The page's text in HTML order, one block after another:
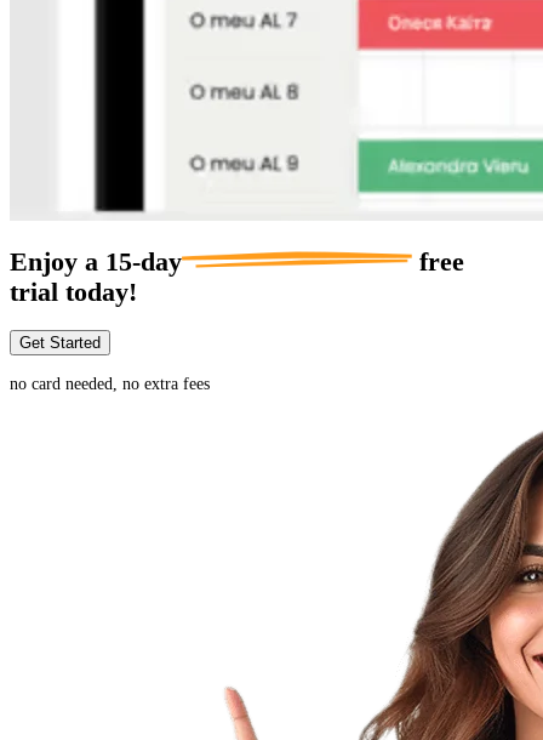
Enjoy a 15-day
free
trial today!
Get Started
no card needed, no extra fees